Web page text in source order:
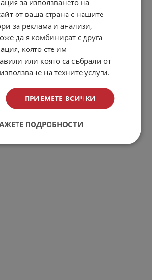
страница по:
за използването на
от ваша страна с нашите
за реклама и анализи,
да я комбинират с друга
която сте им
или която са събрали от
на техните услуги.
ПРИЕМЕТЕ ВСИЧКИ
ПОДРОБНОСТИ